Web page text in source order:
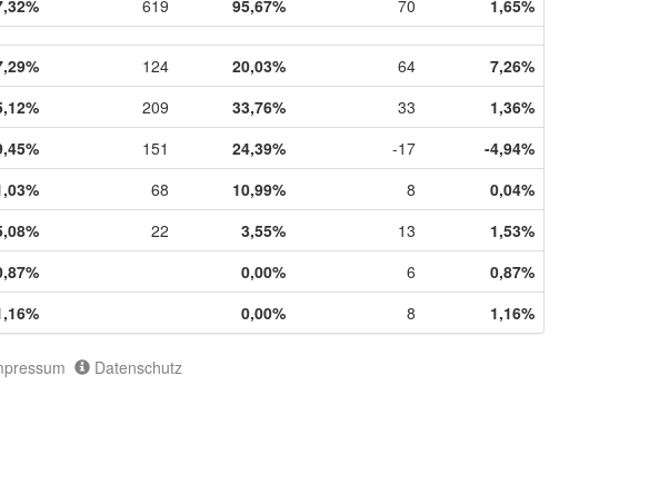
619 95,67% 70 1,65%
124 20,03% 64
7,26%
209 33,76% 33
1,36%
151 24,39% -17
-4,94%
68 10,99% 8
0,04%
22 3,55% 13
1,53%
0,00% 6
0,87%
0,00% 8 1,16%
Datenschutz